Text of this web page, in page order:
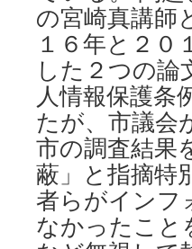
の宮崎真講師
１６年と２０
した２つの論
人情報保護条
たが、市議会
市の調査結果
蔽」と指摘特
者らがインフ
なかったこと